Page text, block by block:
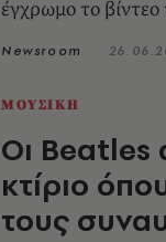
έγχρωμο το
Newsroom
ΜΟΥΣΙΚΗ
Οι Beatles
κτίριο
τους